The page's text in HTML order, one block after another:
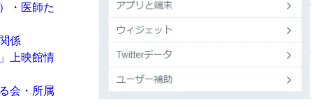
・医師た
係
上映館情
会・所属